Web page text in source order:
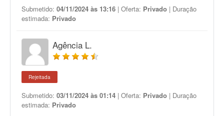
Submetido: 04/11/2024 às 13:16 | Oferta: Privado | Duração
estimada: Privado
Agência L.
Rejeitada
Submetido: 03/11/2024 às 01:14 | Oferta: Privado | Duração
estimada: Privado